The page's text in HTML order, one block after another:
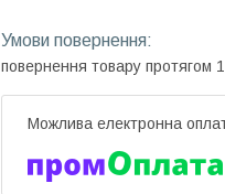
повернення товару протягом